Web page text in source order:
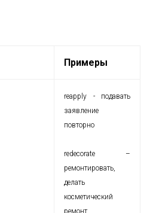
Примеры
reapply - подавать
заявление
повторно
redecorate –
ремонтировать,
делать
косметический
ремонт